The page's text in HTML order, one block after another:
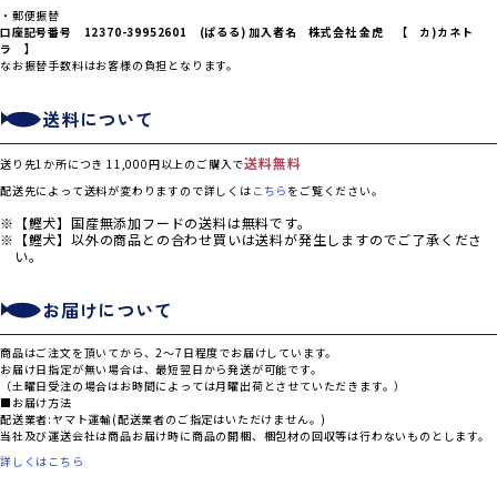
・郵便振替
口座記号番号 12370-39952601 (ぱるる) 加入者名 株式会社 金虎 【 カ)カネト
ラ 】
なお振替手数料はお客様の負担となります。
送料について
送り先1か所につき 11,000円以上のご購入で送料無料
配送先によって送料が変わりますので詳しくは こちら をご覧ください。
【鰹犬】国産無添加フードの送料は無料です。
【鰹犬】以外の商品との合わせ買いは送料が発生しますのでご了承くださ
い。
お届けについて
商品はご注文を頂いてから、2～7日程度でお届けしています。
お届け日指定が無い場合は、最短翌日から発送が可能です。
（土曜日受注の場合はお時間によっては月曜出荷とさせていただきます。）
■お届け方法
配送業者:ヤマト運輸(配送業者のご指定はいただけません。)
当社及び運送会社は商品お届け時に商品の開梱、梱包材の回収等は行わないものとします。
詳しくはこちら